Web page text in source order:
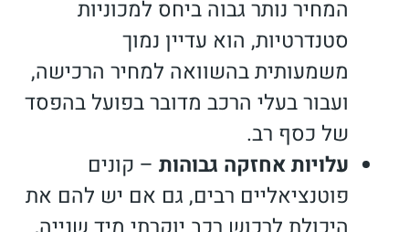
המחיר נותר גבוה ביחס למכוניות
סטנדרטיות, הוא עדיין נמוך
משמעותית בהשוואה למחיר הרכישה,
ועבור בעלי הרכב מדובר בפועל בהפסד
של כסף רב.
עלויות אחזקה גבוהות – קונים
פוטנציאליים רבים, גם אם יש להם את